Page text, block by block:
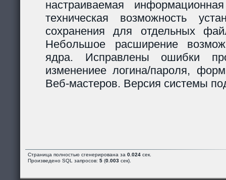
настраиваемая
техническая возможность
сохранения для отдельных
Небольшое расширение
ядра. Исправлены ошибки
изменениее логина/пароля,
Веб-мастеров. Версия системы
Страница полностью сгенерирована за 0.024 сек.
Произведено SQL запросов: 5 (0.003 сек).